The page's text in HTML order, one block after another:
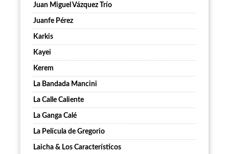
Juan Miguel Vázquez Trío
Juanfe Pérez
Karkis
Kayei
Kerem
La Bandada Mancini
La Calle Caliente
La Ganga Calé
La Película de Gregorio
Laicha & Los Característicos